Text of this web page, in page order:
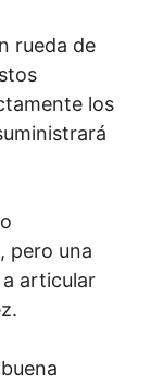
rueda de
los
pero una
articular